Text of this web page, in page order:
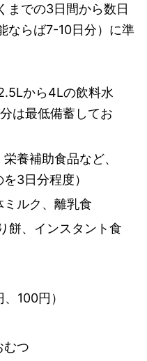
までの3日間から数日
ならば7-10日分）に準
から4Lの飲料水
は最低備蓄してお
養補助食品など、
3日分程度）
ミルク、離乳食
餅、インスタント食
100円）
むつ